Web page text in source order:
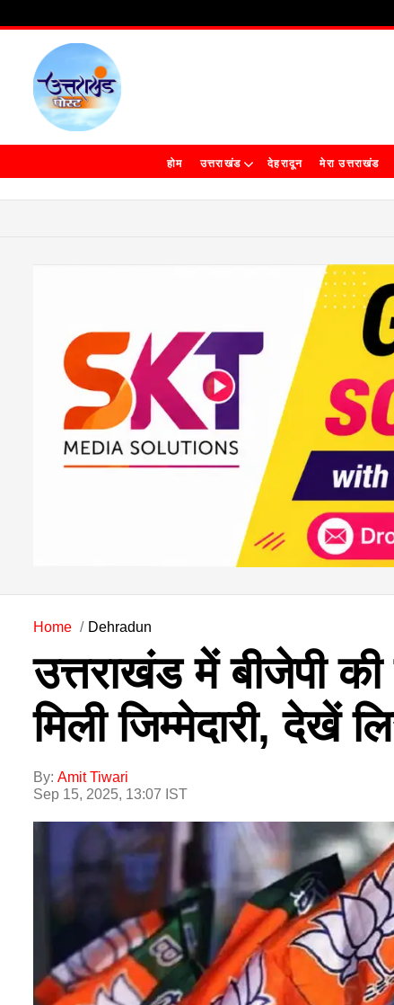
होम उत्तराखंड देहरादून मेरा उत्तराखंड
Home Dehradun
उत्तराखंड में बीजेपी की
मिली जिम्मेदारी, देखें
By: Amit Tiwari
Sep 15, 2025, 13:07 IST